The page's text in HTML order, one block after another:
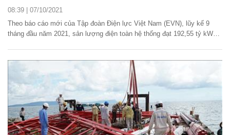
08:39 | 07/10/2021
Theo báo cáo mới của Tập đoàn Điện lực Việt Nam (EVN), lũy kế 9
tháng đầu năm 2021, sản lượng điện toàn hệ thống đạt 192,55 tỷ kWh.